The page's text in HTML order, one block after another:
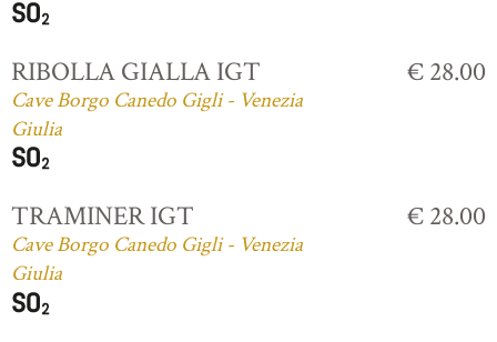
RIBOLLA GIALLA IGT
Cave Borgo Canedo Gigli - Venezia
Giulia
€ 28.00
TRAMINER IGT
Cave Borgo Canedo Gigli - Venezia
Giulia
€ 28.00